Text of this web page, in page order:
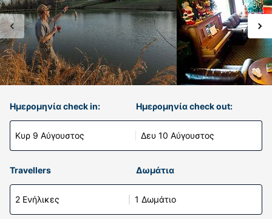
Ημερομηνία check in:
Κυρ 9 Αύγουστος
Ημερομηνία check out:
Δευ 10 Αύγουστος
Travellers Δωμάτια
2 Ενήλικες 1 Δωμάτιο